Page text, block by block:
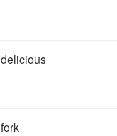
delicious
fork